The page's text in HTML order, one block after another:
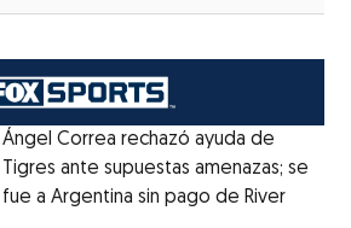
Ángel Correa rechazó ayuda de
Tigres ante supuestas amenazas; se
fue a Argentina sin pago de RiverOpens